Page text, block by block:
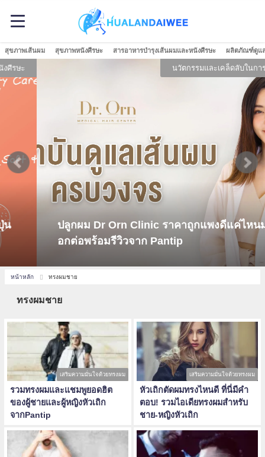
สุขภาพเส้นผม สุขภาพหนังศีรษะ สารอาหารบำรุงเส้นผมและหนังศีรษะ ผลิตภัณฑ์ดูแล
นวัตกรรมและเคล็ดลับในการปลูกผม
ปลูกผม Dr Orn Clinic ราคาถูกแพงดีแค่ไหนมาบ
อกต่อพร้อมรีวิวจาก Pantip
หน้าหลัก ทรงผมชาย
ทรงผมชาย
เสริมความมั่นใจด้วยทรงผม
รวมทรงผมและแชมพูยอดฮิต
ของผู้ชายและผู้หญิงหัวเถิก
จากPantip
เสริมความมั่นใจด้วยทรงผม
หัวเถิกตัดผมทรงไหนดี ที่นี่มีคำ
ตอบ! รวมไอเดียทรงผมสำหรับ
ชาย‐หญิงหัวเถิก